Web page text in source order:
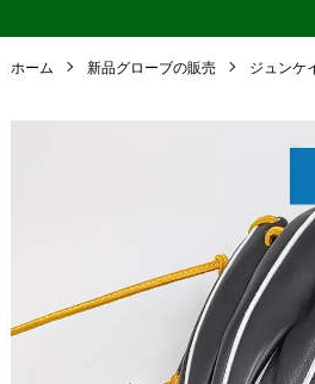
ホーム 新品グローブの販売 ジュンケ